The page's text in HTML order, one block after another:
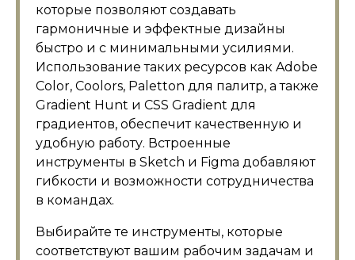
которые позволяют создавать
гармоничные и эффектные дизайны
быстро и с минимальными усилиями.
Использование таких ресурсов как Adobe
Color, Coolors, Paletton для палитр, а также
Gradient Hunt и CSS Gradient для
градиентов, обеспечит качественную и
удобную работу. Встроенные
инструменты в Sketch и Figma добавляют
гибкости и возможности сотрудничества
в командах.
Выбирайте те инструменты, которые
соответствуют вашим рабочим задачам и